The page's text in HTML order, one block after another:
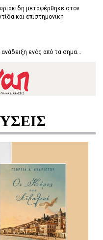
μεταφέρθηκε στον
και επιστημονική
ενός από τα σημα...